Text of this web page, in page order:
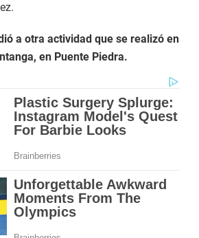
a otra actividad que se realizó en
en Puente Piedra.